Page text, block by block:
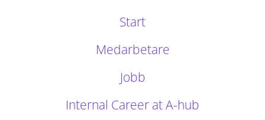
Start
Medarbetare
Jobb
Internal Career at A-hub